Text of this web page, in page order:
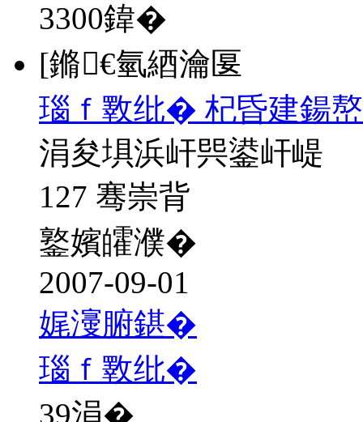
3300鍏�
[鏅€氫綇瀹匽
瑙ｆ斁纰� 杞昏建鍚
涓夋埧浜屽巺鍙屽崼
127 骞崇背
鐜嬪皬濮�
2007-09-01
娓濅腑鍖�
瑙ｆ斁纰�
39涓�